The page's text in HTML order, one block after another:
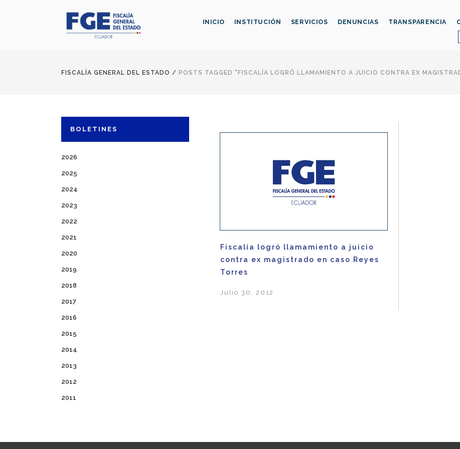
INICIO INSTITUCIÓN SERVICIOS DENUNCIAS TRANSPARENCIA
FISCALÍA GENERAL DEL ESTADO / POSTS TAGGED "FISCALÍA LOGRÓ LLAMAMIENTO A JUICIO CONTRA EX
BOLETINES
2026
2025
2024
2023
2022
2021
2020
2019
2018
2017
2016
2015
2014
2013
2012
2011
Fiscalía logró llamamiento a juicio
contra ex magistrado en caso Reyes
Torres
Julio 30, 2012